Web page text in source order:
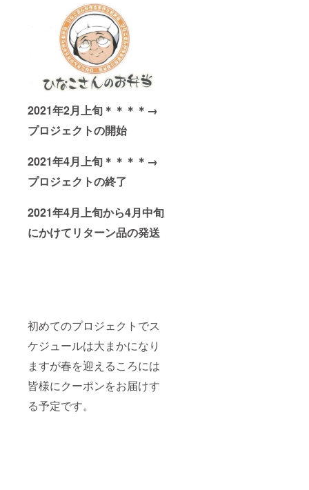
2021年2月上旬＊＊＊＊→
プロジェクトの開始
2021年4月上旬＊＊＊＊→
プロジェクトの終了
2021年4月上旬から4月中旬
にかけてリターン品の発送
初めてのプロジェクトでス
ケジュールは大まかになり
ますが春を迎えるころには
皆様にクーポンをお届けす
る予定です。